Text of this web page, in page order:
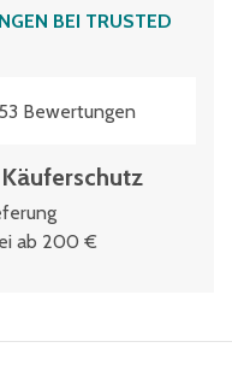
BEI TRUSTED
Bewertungen
ab 200 €